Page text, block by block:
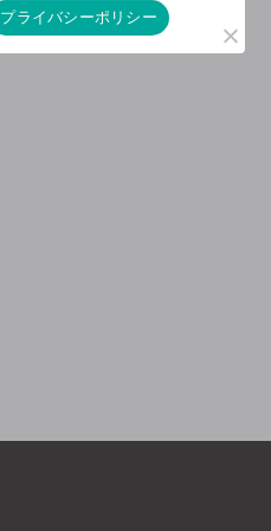
プライバシーポリシー